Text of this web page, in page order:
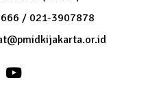
/ 021-3907878